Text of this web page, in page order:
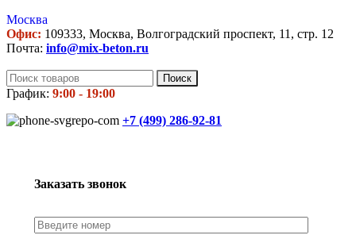
Москва
Офис: 109333, Москва, Волгоградский проспект, 11, стр. 12
Почта: info@mix-beton.ru
Поиск
График: 9:00 - 19:00
+7 (499) 286-92-81
Заказать звонок